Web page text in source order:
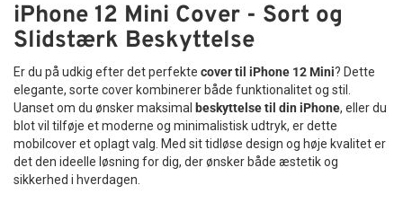
iPhone 12 Mini Cover - Sort og
Slidstærk Beskyttelse
Er du på udkig efter det perfekte cover til iPhone 12 Mini? Dette
elegante, sorte cover kombinerer både funktionalitet og stil.
Uanset om du ønsker maksimal beskyttelse til din iPhone, eller du
blot vil tilføje et moderne og minimalistisk udtryk, er dette
mobilcover et oplagt valg. Med sit tidløse design og høje kvalitet er
det den ideelle løsning for dig, der ønsker både æstetik og
sikkerhed i hverdagen.